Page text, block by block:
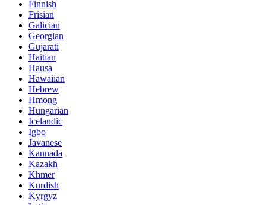
Finnish
Frisian
Galician
Georgian
Gujarati
Haitian
Hausa
Hawaiian
Hebrew
Hmong
Hungarian
Icelandic
Igbo
Javanese
Kannada
Kazakh
Khmer
Kurdish
Kyrgyz